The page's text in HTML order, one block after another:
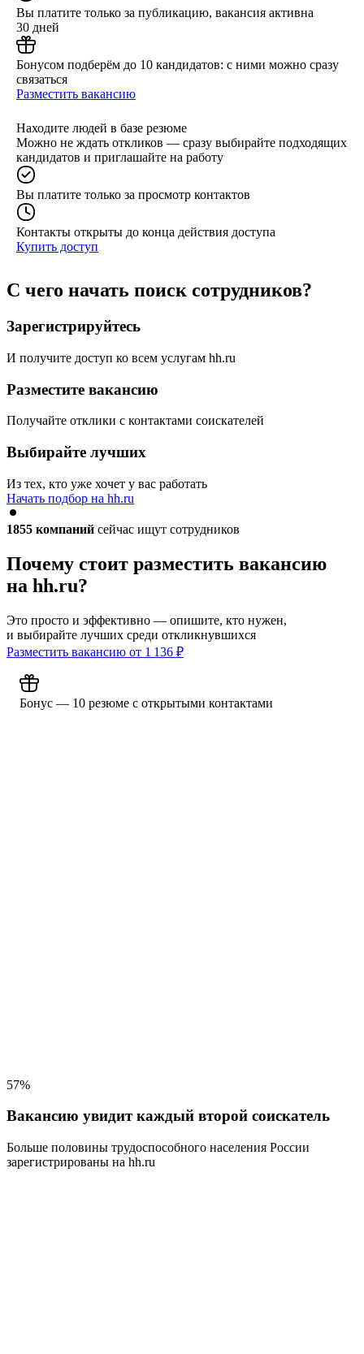
Вы платите только за публикацию, вакансия активна
30 дней
Бонусом подберём до 10 кандидатов: с ними можно сразу
связаться
Разместить вакансию
Находите людей в базе резюме
Можно не ждать откликов — сразу выбирайте подходящих
кандидатов и приглашайте на работу
Вы платите только за просмотр контактов
Контакты открыты до конца действия доступа
Купить доступ
С чего начать поиск сотрудников?
Зарегистрируйтесь
И получите доступ ко всем услугам hh.ru
Разместите вакансию
Получайте отклики с контактами соискателей
Выбирайте лучших
Из тех, кто уже хочет у вас работать
Начать подбор на hh.ru
1855 компаний сейчас ищут сотрудников
Почему стоит разместить вакансию
на hh.ru?
Это просто и эффективно — опишите, кто нужен,
и выбирайте лучших среди откликнувшихся
Разместить вакансию от 1 136 ₽
Бонус — 10 резюме с открытыми контактами
57%
Вакансию увидит каждый второй соискатель
Больше половины трудоспособного населения России
зарегистрированы на hh.ru